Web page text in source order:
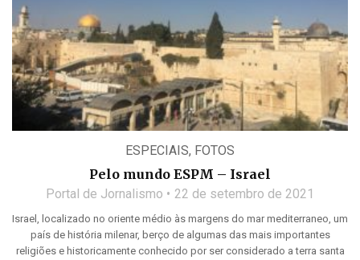
ESPECIAIS, FOTOS
Pelo mundo ESPM – Israel
Portal de Jornalismo 22 de setembro de 2021
Israel, localizado no oriente médio às margens do mar mediterraneo, um
país de história milenar, berço de algumas das mais importantes
religiões e historicamente conhecido por ser considerado a terra santa